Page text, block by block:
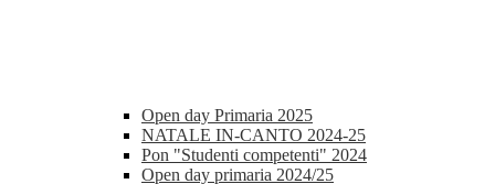
Open day Primaria 2025
NATALE IN-CANTO 2024-25
Pon "Studenti competenti" 2024
Open day primaria 2024/25